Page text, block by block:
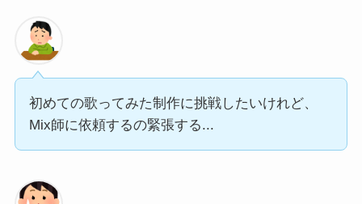
初めての歌ってみた制作に挑戦したいけれど、
Mix師に依頼するの緊張する...